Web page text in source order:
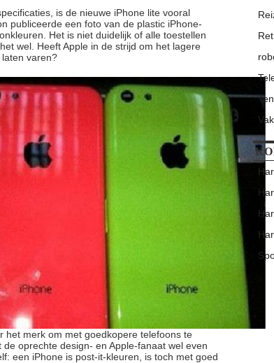
is de nieuwe iPhone lite vooral
publiceerde een foto van de plastic iPhone-
Het is niet duidelijk of alle toestellen
wel. Heeft Apple in de strijd om het lagere
varen?
het merk om met goedkopere telefoons te
oprechte design- en Apple-fanaat wel even
een iPhone is post-it-kleuren, is toch met goed